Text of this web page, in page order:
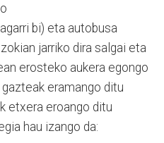
bi) eta autobusa
jarriko dira salgai eta
erosteko aukera egongo
eramango ditu
etxera eroango ditu
hau izango da: